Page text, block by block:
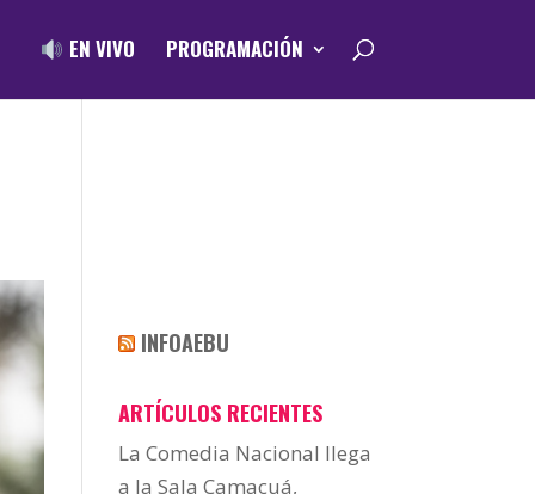
EN VIVO PROGRAMACIÓN
INFOAEBU
ARTÍCULOS RECIENTES
La Comedia Nacional llega
a la Sala Camacuá,